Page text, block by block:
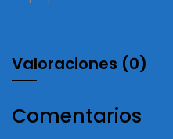
Valoraciones (0)
Comentarios